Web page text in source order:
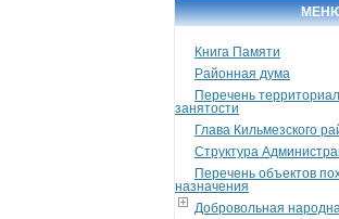
Книга Памяти
Районная дума
Перечень
занятости
Глава Кильмезского
Структура
Перечень объектов
назначения
Добровольная